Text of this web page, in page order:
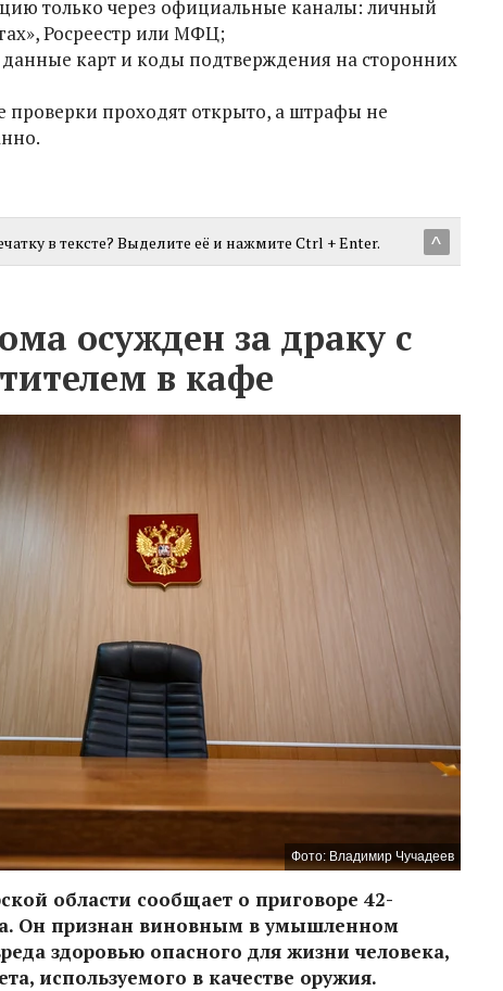
только через официальные каналы: личный
Росреестр или МФЦ;
карт и коды подтверждения на сторонних
проверки проходят открыто, а штрафы не
^
в тексте? Выделите её и нажмите Ctrl + Enter.
осужден за драку с
в кафе
Фото: Владимир Чучадеев
области сообщает о приговоре 42-
Он признан виновным в умышленном
здоровью опасного для жизни человека,
используемого в качестве оружия.